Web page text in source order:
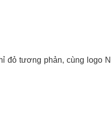
đỏ tương phản, cùng logo N